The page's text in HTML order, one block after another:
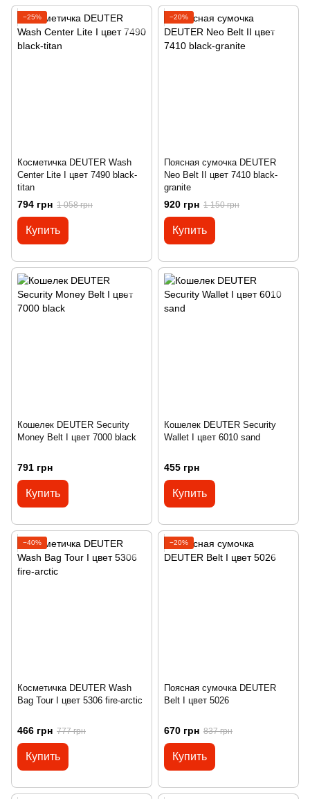
−25%
Косметичка DEUTER Wash
Center Lite I цвет 7490 black-
titan
794 грн 1 058 грн
Купить
−20%
Поясная сумочка DEUTER
Neo Belt II цвет 7410 black-
granite
920 грн 1 150 грн
Купить
Кошелек DEUTER Security
Money Belt I цвет 7000 black
791 грн
Купить
Кошелек DEUTER Security
Wallet I цвет 6010 sand
455 грн
Купить
−40%
Косметичка DEUTER Wash
Bag Tour I цвет 5306 fire-arctic
466 грн 777 грн
Купить
−20%
Поясная сумочка DEUTER
Belt I цвет 5026
670 грн 837 грн
Купить